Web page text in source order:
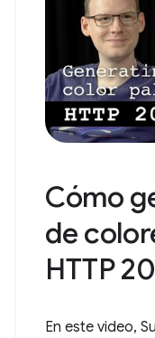
Cómo
de
HTTP
En este video,